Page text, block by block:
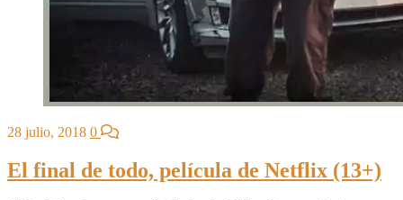
28 julio, 2018 0
El final de todo, película de Netflix (13+)